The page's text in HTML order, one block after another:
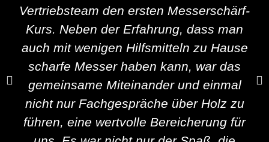
Vertriebsteam den ersten Messerschärf-
Kurs. Neben der Erfahrung, dass man
auch mit wenigen Hilfsmitteln zu Hause
scharfe Messer haben kann, war das
gemeinsame Miteinander und einmal
nicht nur Fachgespräche über Holz zu
führen, eine wertvolle Bereicherung für